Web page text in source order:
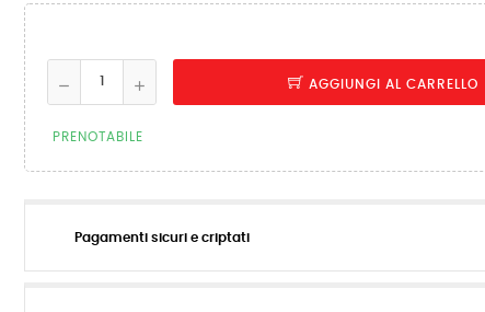
AGGIUNGI AL CARRELLO
PRENOTABILE
Pagamenti sicuri e criptati